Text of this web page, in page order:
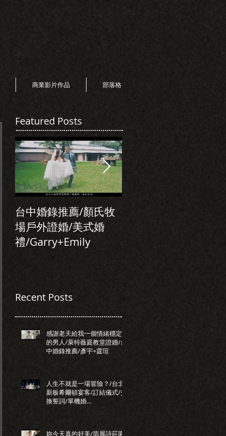
商業影片作品 部落格
Featured Posts
台中婚錄推薦/顏氏牧
場戶外證婚/美式婚
禮/Garry+Emily
Recent Posts
感謝老天給我一個情緒穩定
的男人/萊特薇庭教堂證婚/台
中婚錄推薦/彥宇+霆瑄
人生不就是一場冒險？/台北
新板希爾頓宴客/訂結儀式/交
換誓詞/單機婚
妳今天真的好美/翡麗詩莊園